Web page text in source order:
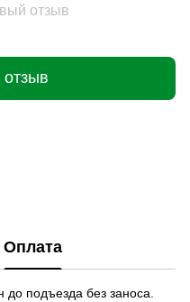
отзыв
отзыв
Оплата
до подъезда без заноса.